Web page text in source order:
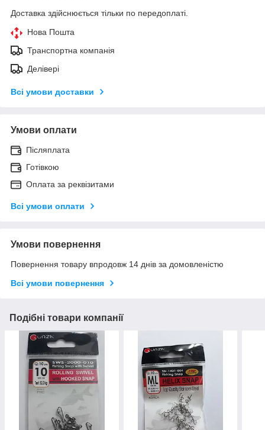
Доставка здійснюється тільки по передоплаті.
Нова Пошта
Транспортна компанія
Делівері
Всі умови доставки
Умови оплати
Післяплата
Готівкою
Оплата за реквізитами
Всі умови оплати
Умови повернення
Повернення товару впродовж 14 днів за домовленістю
Всі умови повернення
Подібні товари компанії